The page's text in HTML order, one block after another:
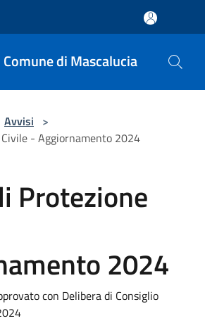
Comune di Mascalucia
Avvisi >
- Aggiornamento 2024
Protezione
2024
con Delibera di Consiglio